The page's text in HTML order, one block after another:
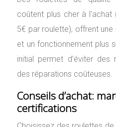
coûtent plus cher à
5€ par roulette), offrent une
et un fonctionnement plus
initial permet d’éviter des
des réparations coûteuses.
Conseils d’achat:
certifications